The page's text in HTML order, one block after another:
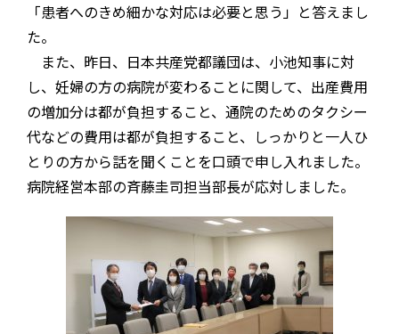
「患者へのきめ細かな対応は必要と思う」と答えまし
た。
また、昨日、日本共産党都議団は、小池知事に対
し、妊婦の方の病院が変わることに関して、出産費用
の増加分は都が負担すること、通院のためのタクシー
代などの費用は都が負担すること、しっかりと一人ひ
とりの方から話を聞くことを口頭で申し入れました。
病院経営本部の斉藤圭司担当部長が応対しました。